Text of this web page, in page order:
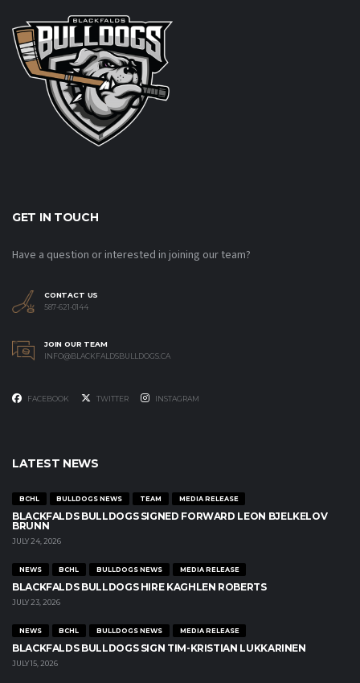
GET IN TOUCH
Have a question or interested in joining our team?
CONTACT US
587-621-0144
JOIN OUR TEAM
INFO@BLACKFALDSBULLDOGS.CA
FACEBOOK TWITTER INSTAGRAM
LATEST NEWS
BCHL BULLDOGS NEWS TEAM MEDIA RELEASE
BLACKFALDS BULLDOGS SIGNED FORWARD LEON BJELKELOV
BRUNN
JULY 24, 2026
NEWS BCHL BULLDOGS NEWS MEDIA RELEASE
BLACKFALDS BULLDOGS HIRE KAGHLEN ROBERTS
JULY 23, 2026
NEWS BCHL BULLDOGS NEWS MEDIA RELEASE
BLACKFALDS BULLDOGS SIGN TIM-KRISTIAN LUKKARINEN
JULY 15, 2026